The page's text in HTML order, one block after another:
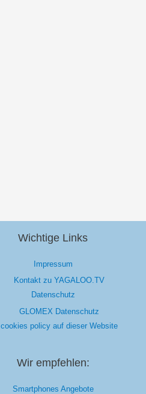
Wichtige Links
Impressum
Kontakt zu YAGALOO.TV
Datenschutz
GLOMEX Datenschutz
cookies policy auf dieser Website
Wir empfehlen:
Smartphones Angebote